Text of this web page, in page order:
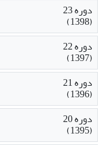
دوره 23
(1398)
دوره 22
(1397)
دوره 21
(1396)
دوره 20
(1395)